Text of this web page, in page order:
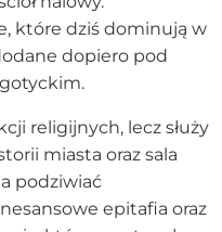
które dziś dominują w
dopiero pod
religijnych, lecz służy
miasta oraz sala
podziwiać
epitafia oraz